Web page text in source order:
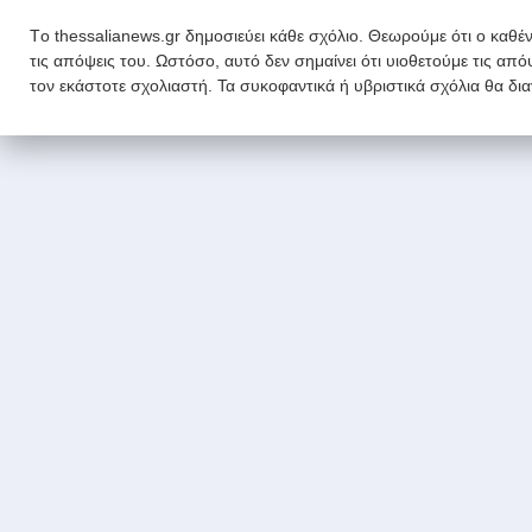
Tο thessalianews.gr δημοσιεύει κάθε σχόλιο. Θεωρούμε ότι ο
τις απόψεις του. Ωστόσο, αυτό δεν σημαίνει ότι υιοθετούμε τις
τον εκάστοτε σχολιαστή. Τα συκοφαντικά ή υβριστικά σχόλια θα